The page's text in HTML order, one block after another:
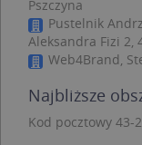
Pszczyna
Pustelnik
Aleksandra Fizi 2,
Web4Brand,
Najbliższe
Kod pocztowy 43-
jak
Bez